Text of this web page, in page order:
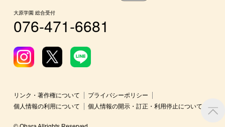
大原学園 総合受付
076-471-6681
リンク・著作権について
プライバシーポリシー
個人情報の利用について
個人情報の開示・訂正・利用停止について